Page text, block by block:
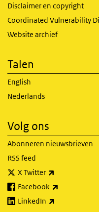
Disclaimer en copyright
Coordinated Vulnerability
Website archief
Talen
English
Nederlands
Volg ons
Abonneren nieuwsbrieven
RSS feed
X Twitter
Facebook
LinkedIn